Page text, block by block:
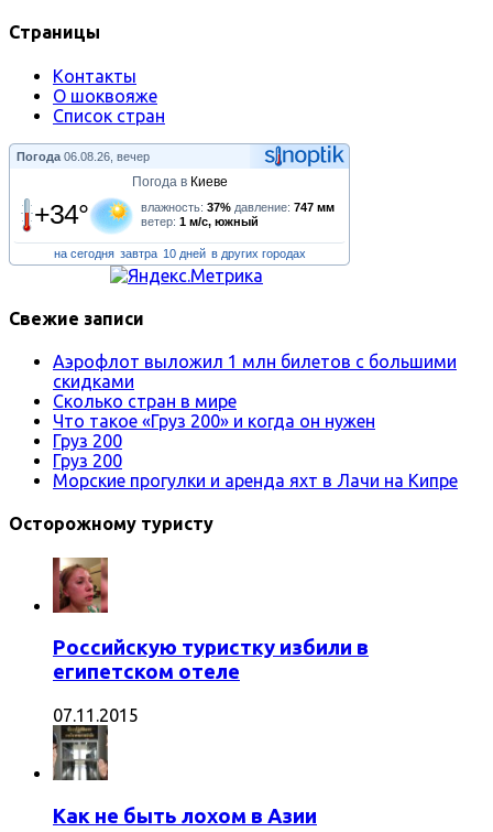
Страницы
Контакты
О шоквояже
Список стран
Погода 06.08.26, вечер
Погода в Киеве
+34° влажность: 37% давление: 747 мм
ветер: 1 м/с, южный
на сегодня завтра 10 дней в других городах
Свежие записи
Аэрофлот выложил 1 млн билетов с большими
скидками
Сколько стран в мире
Что такое «Груз 200» и когда он нужен
Груз 200
Груз 200
Морские прогулки и аренда яхт в Лачи на Кипре
Осторожному туристу
Российскую туристку избили в
египетском отеле
07.11.2015
Как не быть лохом в Азии